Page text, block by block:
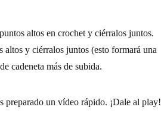
altos en crochet y ciérralos juntos.
y ciérralos juntos (esto formará una
cadeneta más de subida.
preparado un vídeo rápido. ¡Dale al play!